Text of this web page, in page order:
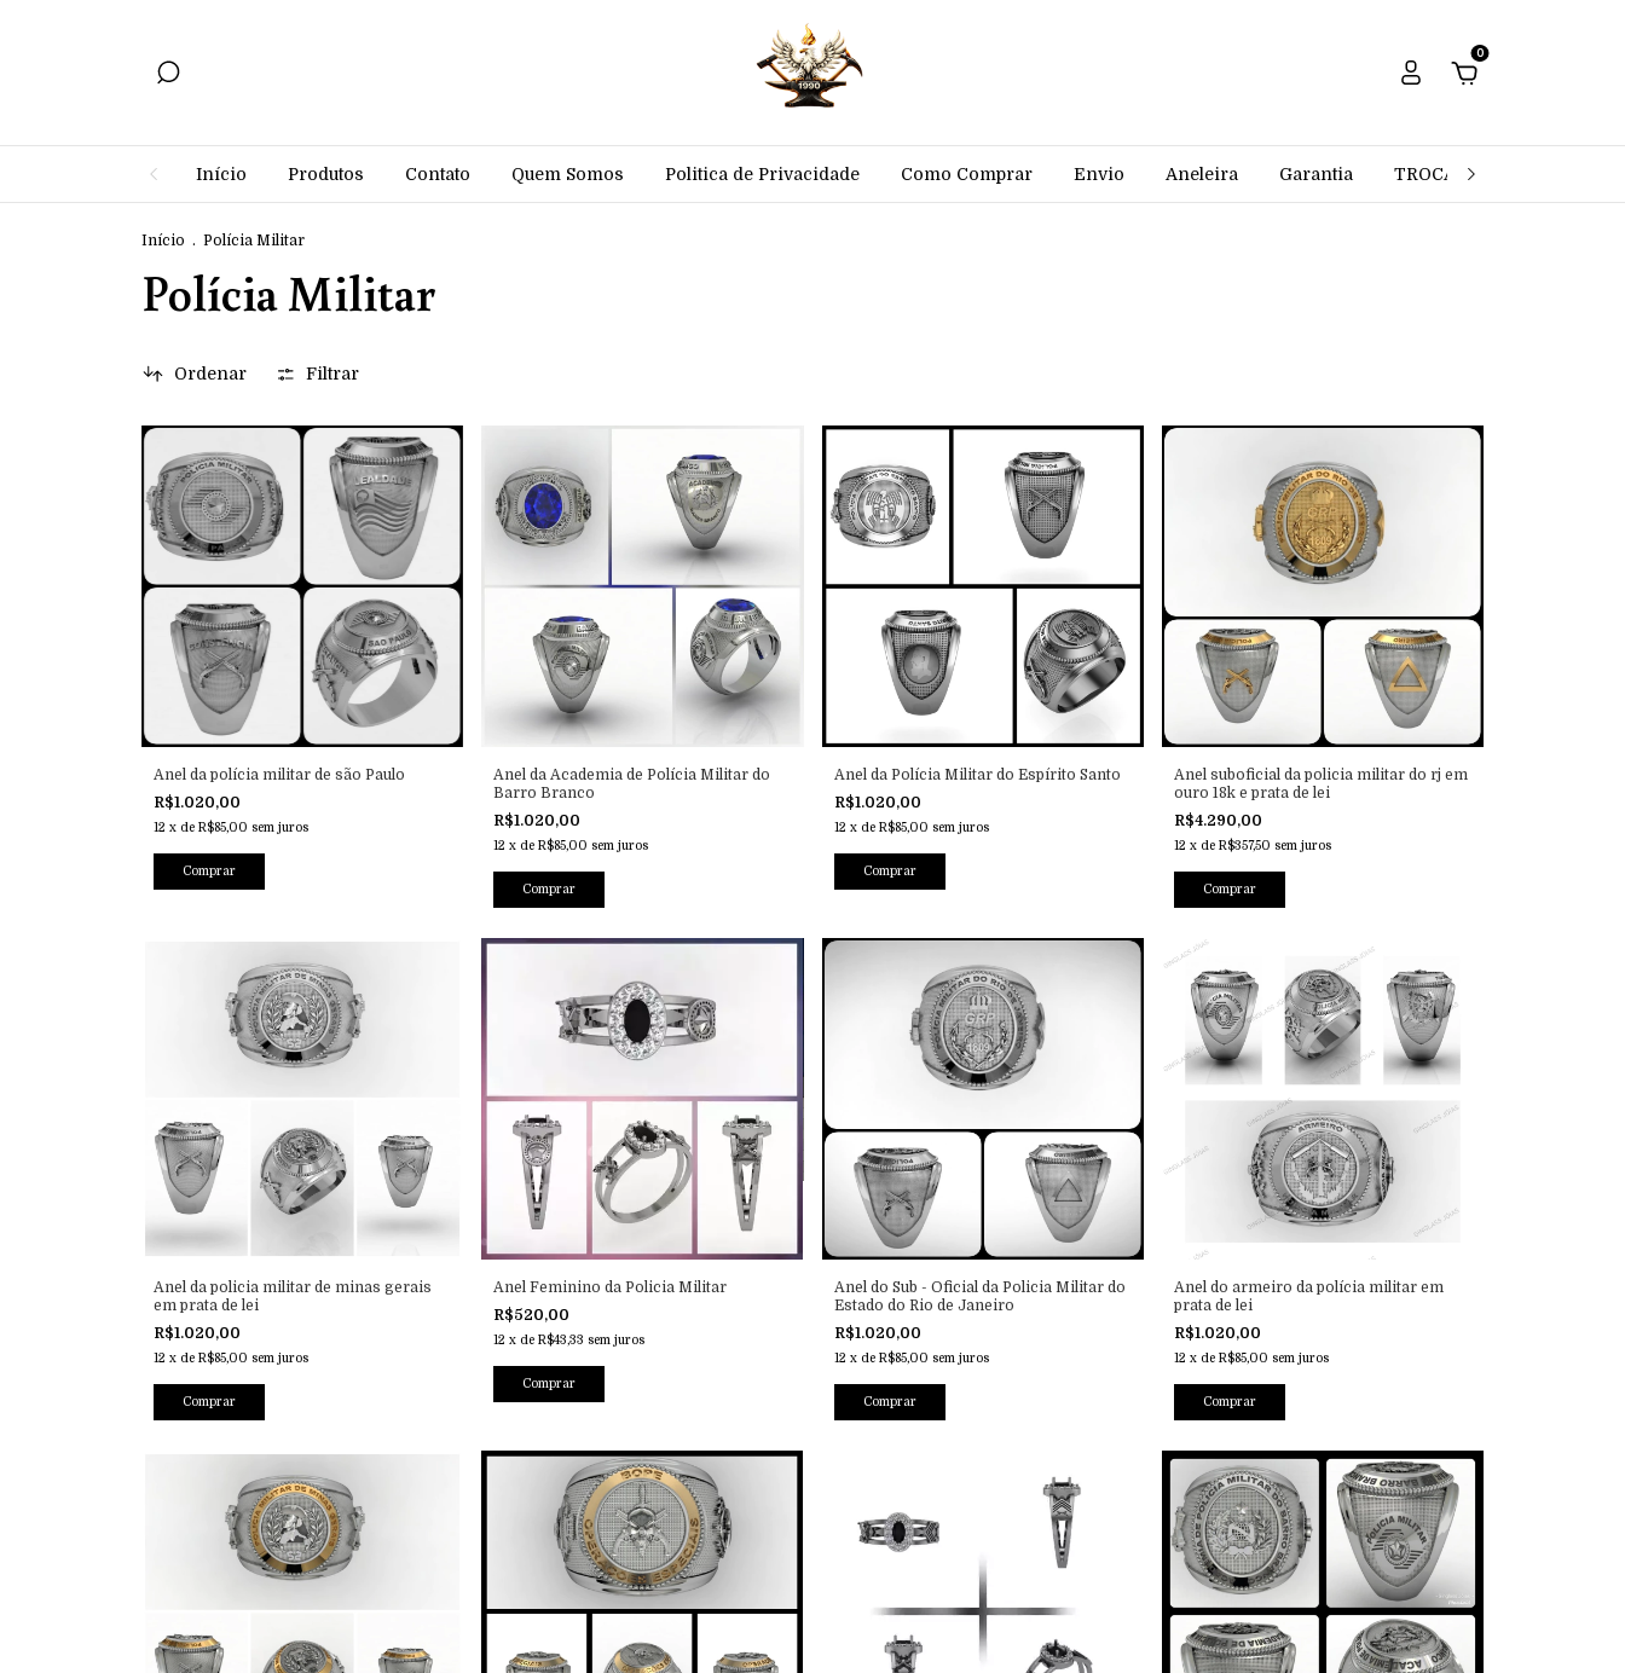
0
Início Produtos Contato Quem Somos Politica de Privacidade Como Comprar Envio Aneleira Garantia TROCAS E DEVOLUÇÕES
Início . Polícia Militar
Polícia Militar
Ordenar Filtrar
Anel da polícia militar de são Paulo
R$1.020,00
12 x de R$85,00 sem juros
Comprar
Anel da Academia de Polícia Militar do
Barro Branco
R$1.020,00
12 x deR$85,00 sem juros
Comprar
Anel da Polícia Militar do Espírito Santo
R$1.020,00
12 x de R$85,00 sem juros
Comprar
Anel suboficial da policia militar do rj em
ouro 18k e prata de lei
R$4.290,00
12 x de R$357,50 sem juros
Comprar
Anel da policia militar de minas gerais
em prata de lei
R$1.020,00
12 x de R$85,00 sem juros
Comprar
Anel Feminino da Policia Militar
R$520,00
12 x deR$43,33 sem juros
Comprar
Anel do Sub - Oficial da Policia Militar do
Estado do Rio de Janeiro
R$1.020,00
12 x de R$85,00 sem juros
Comprar
Anel do armeiro da polícia militar em
prata de lei
R$1.020,00
12 x de R$85,00 sem juros
Comprar